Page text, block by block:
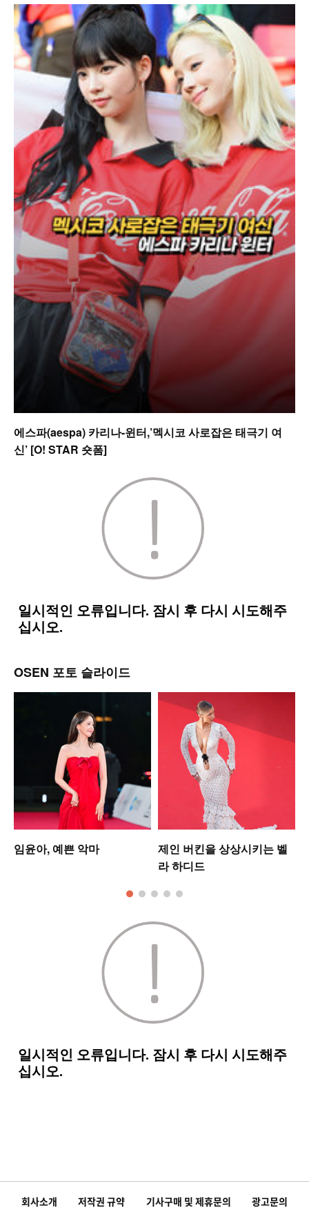
에스파(aespa) 카리나-윈터,’멕시코 사로잡은 태극기 여
신’ [O! STAR 숏폼]
OSEN 포토 슬라이드
임윤아, 예쁜 악마
제인 버킨을 상상시키는 벨
라 하디드
회사소개 저작권 규약 기사구매 및 제휴문의 광고문의